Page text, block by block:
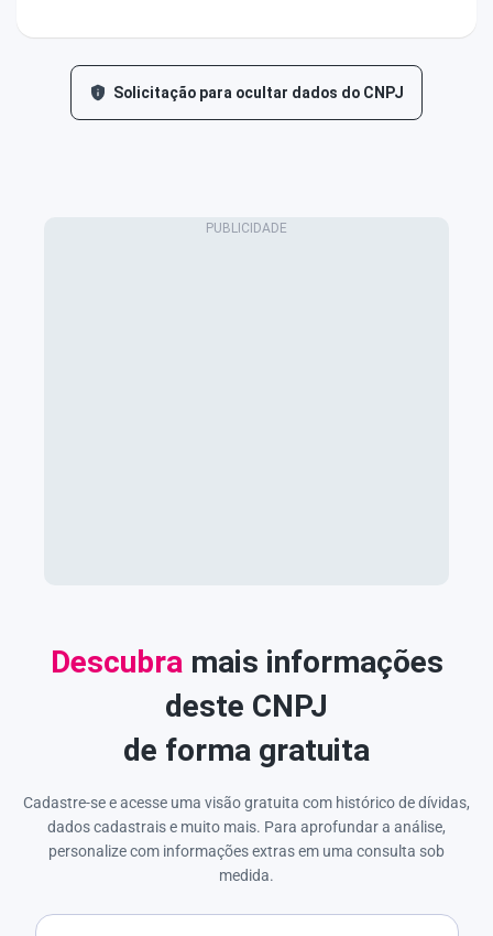
Solicitação para ocultar dados do CNPJ
Descubramais informações
deste CNPJ
de forma gratuita
Cadastre-se e acesse uma visão gratuita com histórico de dívidas,
dados cadastrais e muito mais. Para aprofundar a análise,
personalize com informações extras em uma consulta sob
medida.